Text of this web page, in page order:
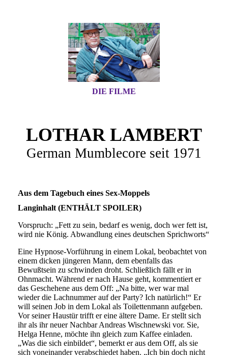
DIE FILME
LOTHAR LAMBERT
German Mumblecore seit 1971
Aus dem Tagebuch eines Sex-Moppels
Langinhalt (ENTHÄLT SPOILER)
Vorspruch: „Fett zu sein, bedarf es wenig, doch wer fett ist,
wird nie König. Abwandlung eines deutschen Sprichworts“
Eine Hypnose-Vorführung in einem Lokal, beobachtet von einem dicken jüngeren Mann, dem ebenfalls das Bewußtsein zu schwinden droht. Schließlich fällt er in Ohnmacht. Während er nach Hause geht, kommentiert er das Geschehene aus dem Off: „Na bitte, wer war mal wieder die Lachnummer auf der Party? Ich natürlich!“ Er will seinen Job in dem Lokal als Toilettenmann aufgeben. Vor seiner Haustür trifft er eine ältere Dame. Er stellt sich ihr als ihr neuer Nachbar Andreas Wischnewski vor. Sie, Helga Henne, möchte ihn gleich zum Kaffee einladen. „Was die sich einbildet“, bemerkt er aus dem Off, als sie sich voneinander verabschiedet haben. „Ich bin doch nicht von Muttern weg, um bei anderen alten Mädchen lieb Kind zu machen.“ In seiner Wohnung entspannt er sich beim Xylophonspiel. Tagebuch könne er auch noch später schreiben, erklärt er, und daß er „schon wieder einen Bärenhunger“ habe. Er sieht sich als Gitarrist auf der Bühne bei einem Rockkonzert. „Mutti sagt immer, ich träume zuviel. Na und? Das tut doch keinem weh“, sagt er sich selbst. Er steuert ein Fahrradtaxi über den Kurfürstendamm. Im Off berichtet er seinem Tagebuch, daß er sich in seiner ersten eigenen Wohnung gut eingelebt habe, nur manchmal wäre es etwas einsam, „ohne die Streitereien mit Mutti“. Das Velotaxifahren sei sein neuer Job. Er zeigt sich nicht unglücklich, daß es mit dem Gitarrespielen nicht geklappt hat: „Bei meinem sprichwörtlichen Glück würde ich heute bestimmt auch am Straßenrand rumklimpern.“ Daß er jetzt „neue Initiativen ergreife“, fände auch „Frau Doktor“ positiv. Andreas zum Kaffee bei Helga, die erzählt, sie sei Biologielehrerin gewesen. Man kommt rasch auf Aufklärungsunterricht zu sprechen. Andreas bemerkt, er wäre nie aufgeklärt worden – obwohl seine Mutter sich bei nichts schäme. Die sei immer durch die Diskotheken gezogen. Helga erkundigt sich nach Andreas’ „erstem Mal“. Zögernd erklärt er, von seiner Schwester Adele „ein bißchen was“ erfahren zu haben. Helga möchte sich mit Andreas anfreunden. In seiner Wohnung sitzt er neben einem lärmenden und hin und her wackelnden Teddybär und berichtet seinem Tagebuch, Adele habe ihn heute besucht „und es ist was Schönes passiert“. Er fragt, warum es nicht immer so sein könne: „Meine Schwester versteht mich immer noch am allerbesten.“ Er schließt die Augen. Man sieht, wie er mit seiner Schwester tanzt, sie einander umarmen, küssen. Zwischentitel: „Das Glück von Fremden“ Andreas erzählt aus dem Off, er habe sich stets „eine richtige Familie gewünscht, (…) so wie es immer in der Frühstücksreklame im Fernsehen aussah“. Durch einen Metallzaun beobachtet er mit einem Fernrohr Menschen auf einem Wassergrundstück. Frau Doktor rate ihm, nicht zurück-, sondern nach vorn zu schauen. Das Beobachten von Menschen in Laubenkolonien sei sein neues Hobby. Er fragt sich, ob er jemals eine eigene Familie haben werde, „mit Frau in der Küche und Kindern im Garten“. Er wohnt dem Auftritt eines Chores bei, in seiner Funktion als ehrenamtliche Aufsicht im Nachbarschaftsheim, aber auch mit der Hoffnung, in den Chor aufgenommen zu werden. Ihm schwinden wieder leicht die Sinne. Er erzählt, wie seine Mutter ihn für seine Tagträume schelte; seine Schwester sei „da viel robuster“. Er wisse aber wenig über deren Leben – „habe mit mir selber genug zu tun, muß mich immer wieder zur Ordnung rufen: die Augen weit auf und durch“. Zwischentitel: „Das Tier in mir“ Andreas mit schwarzer Sturmhaube, in die er nach zwei Augenlöchern nun auch noch eine Öffnung für den Mund schneidet. Er berichtet aus dem Off, wie das Vorsingen beim Chor „total in die Hose gegangen“ sei. Schuld wäre „diese eingebildete Zicke von Leiterin, die mich von vornherein abgelehnt hat – die wird schon sehn, was sie davon hat“. Er steht offenbar fast nackt vor dem Spiegel, mit der Sturmhaube und geöffnetem Hemd, und stellt sich vor, sich vor einer Frau zu entblößen und sie dabei zu beschimpfen. Zwischendurch sieht man ihn, angezogen, aber mit Sturmhaube, auf dem Sofa sitzen und seinen Teddy schütteln, dann einen ganzen Haufen Teddybären an sich drücken. Seiner Psychiaterin, die nicht versteht, wie man nach „Bärchenwurst“ süchtig werden kann, schenkt er zu Beginn der Therapiesitzung eine Packung davon – die allerdings schon geöffnet ist, da er sich auf dem Weg in die Praxis nicht zügeln konnte. Außerdem schenkt er ihr einen Teddybären. Die Ärztin beginnt, Andreas zu hypnotisieren. Dieser sieht sich wieder als Gitarrist auf dem Konzert. Aus dem Off schwärmt er davon, in Trance zu versetzt zu werden, will aber nicht den Kontakt zur Realität verlieren. Junge Jesusjünger an der Kaiser-Wilhelm-Gedächtniskirche. Andreas fährt mit dem Velotaxi über den Breitscheidplatz. Er erzählt, daß ihm bei jedem Hören eines Chores „siedend heiß“ seine letzte Demütigung wieder einfalle: „Warum will mich keine Gruppe akzeptieren? Die Weightwatchers mal ausgenommen.“ Die Jesusjünger singen. Er müsse seine Mutter mal wieder überreden, ihn bei einem seiner Besuche am Grab des Vaters zu begleiten. „Oft macht mich ihre Art so wütend, daß ich sie eines Tages noch mal umbringe!“ Zwischentitel: „Im Zugriff einer Zugehfrau“ Andreas besucht seine Mutter, die gerade von ihrer ausländischen Putzfrau – welche barbusig ist – massiert und geküßt wird. Sie werde schon sehen, was sie davon habe, meint er, und – im Fortlaufen –, daß er Adele davon erzählen werde. „Ick gloob, die Bauarbeiter da unter ihr, die macht se ooch an“, berichtet er seiner Schwester am heimischen Küchentisch, bei „Bärchenwurst“. Adele kann Andreas’ Empörung nicht teilen. Er kommt auf „die Sache da letztens“ zu sprechen; sie meint, die sollten sie einfach vergessen. Die Parade zum Christopher Street Day, ein älterer Mann liegt auf dem Pflaster des Kurfürstendamms und wird versorgt. Adele und Andreas beobachten das Treiben. Er spricht mit einem Kollegen. Aus dem Off beklagt er, daß er sich dieses Geschäft entgehen ließ. „Aber lauter hysterische Tunten im Rücken, diß hätte mir auch nicht gepaßt.“ Er ereifert sich darüber, daß die dicken Schwulen ihren Club „Spreebären“ nennen und fragt sich, ob sie ihn, wenn er schwul wäre, aufnehmen würden. Er sitzt in einem Straßencafé (am Reichstagsufer) und liest eine „BZ“ mit der Titelschlagzeile „Nackter Dicker mit Sturmhaube schockt Eberswalde“. Für manche Dinge, erklärt er seinem Tagebuch, schäme er sich so sehr, daß er sie nicht mal ihm anzuvertrauen wage. Er spricht sich selbst Mut zu und blickt auf die Spree. Er sieht sich selbst auf einem Ausflugsdampfer sitzen, hinter seiner Mutter, die über ihre Ehe lamentiert, und ihrer Schwester. Man gerät schnell in Streit miteinander. Zwischentitel: „Lustwandlers Leid“ Zuhause erklärt Andreas Adele, er gehe allein spazieren, um nachzudenken. Sie erkundigt sich nach dem Spaß in seinem Leben. Er will ihr keine nähere Auskunft erteilen und in Ruhe gelassen werden. Er sei erwachsen. Seine Schwester meint: „Das bezweifelt man schon mal.“ Zwischendurch sieht man, wie er in einem Park mit dem Fernrohr Picknickende beobachtet (Preußenpark). Dies bildet den Übergang zur nächsten Szene, in welchem seine Tante, mit einem kleinen Photoapparat auf einer Parkbank sitzend, Andreas beim Spannen ertappt. Aus dem Off erzählt er, Tante Lotte habe sich neulich sogar mit seiner Mutter geschlagen, um ihm beizustehen. Sie berichtet ihm, sie besuche einen Photokurs an der Volkshochschule. Er läßt sie durch sein Fernrohr schauen und bittet sie, seiner Mutter nichts von ihrer Begegnung zu erzählen. Sie sagt es zu. In der Küche seiner Mutter redet Andreas auf diese ein, auch sie solle einmal das Grab ihres Gatten besuchen. Sie zeigt sich desinteressiert. Er macht ihr Vorwürfe, auch wegen ihres Verhaltens während der Ehe. Sie wirft ihn raus, bietet ihm aber an, noch die Wurst aufzuessen, was er nicht abschlagen kann. Helga steppt mit einer anderen Dame in einer Ballettschule, Andreas sieht zu. Aus dem Off beklagt er sich, daß er sich dorthin habe „schleppen“ lassen. Frau Doktor habe diagnostiziert, er sei „gehemmt aggressiv“. Darüber wäre er nicht beleidigt gewesen, denn sie gebe sich doch solche Mühe, ihm beim Abnehmen zu helfen. Bei der Ärztin: Sie weist ihn, der auf der Couch in Trance liegt, an, keinen Alkohol zu trinken, kein Fleisch zu essen und vor allem keine „Bärchenwurst“. Zwischentitel: „Im Käfig des Bären“ Die ausländische Putzfrau bringt Andreas ein von seiner Mutter gebasteltes Bild, auf das Gummibären geklebt sind. Außerdem solle sie ein wenig putzen, seine Mutter habe dies bereits bezahlt. Andreas stellt sich vor, wie er, mit Sturmhaube, die Frau bedrängt und beschimpft. Ein Notarztwagen fährt auf den Breitscheidplatz, Andreas mit seinem Velotaxi vorbei. Er berichtet seinem Tagebuch: „Langsam kriege ich vor mir selber einen Schreck. Was so alles in meinem Kopf rumgeht – scheußlich.“ Am besten helfe die Arbeit, er radle den Ku’damm rauf und runter, ob mit oder ohne Fahrgäste: „Die vielen bunten Eindrücke lenken mich ab und lassen mich hoffen, daß auch für mich alles einmal leichter und schöner wird.“ Daheim bricht er die aufgeklebten Gummibären vom Bild seiner Mutter, um sie zu essen. Im Off berichtet er, wie seine Mutter Schuld an seiner Leibesfülle sei. Seiner Ärztin erzählt er von der Zerstörung des mütterlichen Kunstwerks. Dabei möchte er seine alte Dame nicht wütend machen. Zwischentitel: „Der Mann vom Schnelldienst“ Während Andreas auf einer Maschine schreibt, empfängt seine Mutter einen Fernsehreparateur – bald vergnügen sich die beiden, in Leopardenmuster gekleidet, miteinander auf dem Fußboden. Er stellt sich vor, seine Mutter und den Fernsehmann – der sich hinter ihr versteckt – mit Sturmhaube zu bedrängen und zu beschimpfen. Zwischentitel: „Tingeltangeltraum“ Auf einer Spielplatzschaukel gerät Andreas wieder ins Träumen. Er berichtet von seiner großen Liebe, dem „Mädchen Rosalie, das irgendwie unschuldig auf dem Rummelplatz stand und sang“, aber eigentlich Rolf hieß und alles andere als unschuldig war – man sieht dazu einen Transvestiten auf ei